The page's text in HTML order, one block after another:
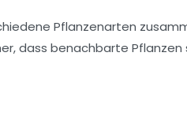
Pflanzenarten
dass benachbarte